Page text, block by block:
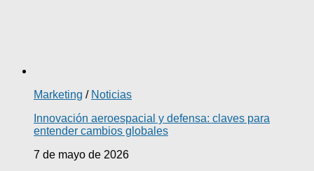
Marketing / Noticias
Innovación aeroespacial y defensa: claves para
entender cambios globales
7 de mayo de 2026